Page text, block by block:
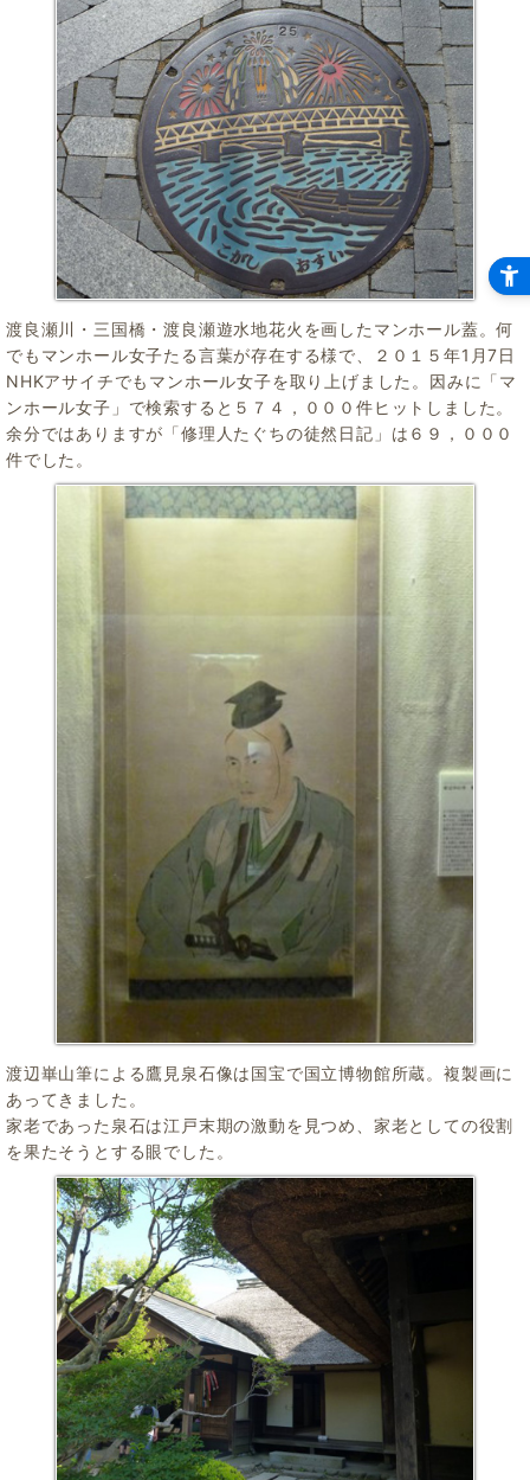
渡良瀬川・三国橋・渡良瀬遊水地花火を画したマンホール蓋。何
でもマンホール女子たる言葉が存在する様で、２０１５年1月7日
NHKアサイチでもマンホール女子を取り上げました。因みに「マ
ンホール女子」で検索すると５７４，０００件ヒットしました。
余分ではありますが「修理人たぐちの徒然日記」は６９，０００
件でした。
渡辺崋山筆による鷹見泉石像は国宝で国立博物館所蔵。複製画に
あってきました。
家老であった泉石は江戸末期の激動を見つめ、家老としての役割
を果たそうとする眼でした。